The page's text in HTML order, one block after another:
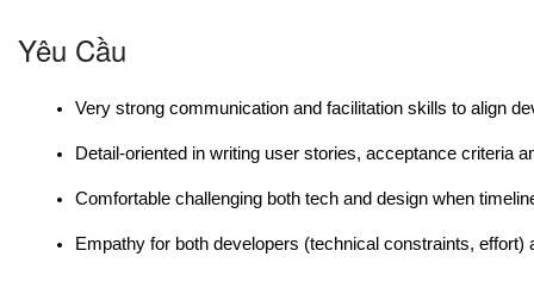
Yêu Cầu
Very strong communication and facilitation skills to align
Detail-oriented in writing user stories, acceptance criteria
Comfortable challenging both tech and design when
Empathy for both developers (technical constraints,